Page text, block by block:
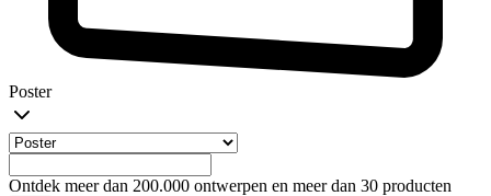
Poster
Ontdek meer dan 200.000 ontwerpen en meer dan 30 producten